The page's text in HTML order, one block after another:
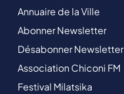
Annuaire de la Ville
Abonner Newsletter
Désabonner Newsletter
Association Chiconi FM
Festival Milatsika